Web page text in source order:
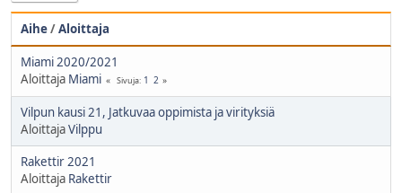
Aihe/Aloittaja
Miami 2020/2021
Aloittaja Miami Sivuja 1 2
Vilpun kausi 21, Jatkuvaa oppimista ja virityksiä
AloittajaVilppu
Rakettir 2021
Aloittaja Rakettir